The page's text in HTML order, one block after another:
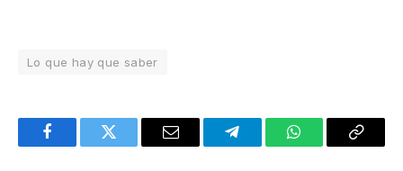
Lo que hay que saber
FacebookTwitter Email TelegramWhatsAppCopy